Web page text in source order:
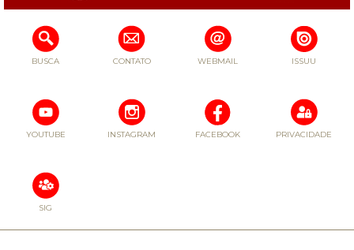
BUSCA CONTATO WEBMAIL ISSUU
YOUTUBE INSTAGRAM FACEBOOK PRIVACIDADE
SIG